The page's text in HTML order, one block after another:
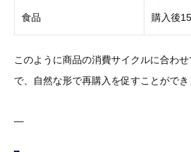
食品 購入後
このように商品の消費サイクルに合わ
で、自然な形で再購入を促すことができ
—